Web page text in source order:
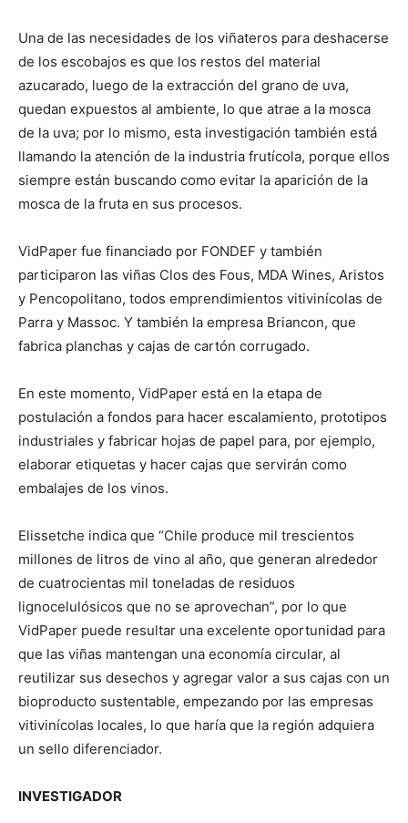
Una de las necesidades de los viñateros para deshacerse
de los escobajos es que los restos del material
azucarado, luego de la extracción del grano de uva,
quedan expuestos al ambiente, lo que atrae a la mosca
de la uva; por lo mismo, esta investigación también está
llamando la atención de la industria frutícola, porque ellos
siempre están buscando como evitar la aparición de la
mosca de la fruta en sus procesos.
VidPaper fue financiado por FONDEF y también
participaron las viñas Clos des Fous, MDA Wines, Aristos
y Pencopolitano, todos emprendimientos vitivinícolas de
Parra y Massoc. Y también la empresa Briancon, que
fabrica planchas y cajas de cartón corrugado.
En este momento, VidPaper está en la etapa de
postulación a fondos para hacer escalamiento, prototipos
industriales y fabricar hojas de papel para, por ejemplo,
elaborar etiquetas y hacer cajas que servirán como
embalajes de los vinos.
Elissetche indica que “Chile produce mil trescientos
millones de litros de vino al año, que generan alrededor
de cuatrocientas mil toneladas de residuos
lignocelulósicos que no se aprovechan”, por lo que
VidPaper puede resultar una excelente oportunidad para
que las viñas mantengan una economía circular, al
reutilizar sus desechos y agregar valor a sus cajas con un
bioproducto sustentable, empezando por las empresas
vitivinícolas locales, lo que haría que la región adquiera
un sello diferenciador.
INVESTIGADOR